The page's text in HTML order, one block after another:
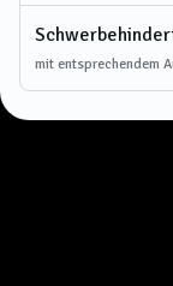
mit entsprechendem